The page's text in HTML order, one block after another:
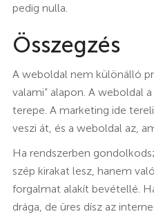
pedig nulla.
Összegzés
A weboldal nem különálló
valami” alapon. A weboldal
terepe. A marketing ide
veszi át, és a weboldal az,
Ha rendszerben
szép kirakat lesz, hanem
forgalmat alakít bevétellé.
drága, de üres dísz az